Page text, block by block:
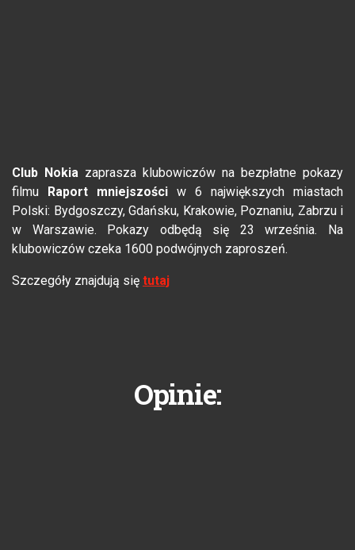
Club Nokia zaprasza klubowiczów na bezpłatne pokazy
filmu
Raport mniejszości w 6 największych miastach
Polski: Bydgoszczy, Gdańsku, Krakowie, Poznaniu, Zabrzu i
w Warszawie. Pokazy odbędą się 23 września. Na
klubowiczów czeka 1600 podwójnych zaproszeń.
Szczegóły znajdują się tutaj
Opinie: